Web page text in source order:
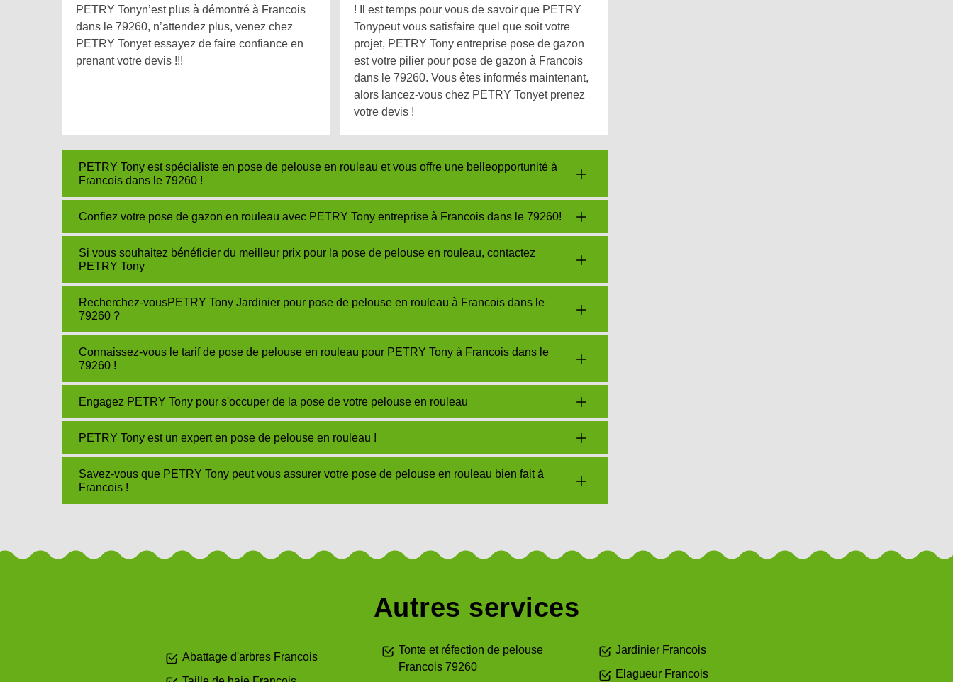
PETRY Tonyn’est plus à démontré à Francois
dans le 79260, n’attendez plus, venez chez
PETRY Tonyet essayez de faire confiance en
prenant votre devis !!!
! Il est temps pour vous de savoir que PETRY
Tonypeut vous satisfaire quel que soit votre
projet, PETRY Tony entreprise pose de gazon
est votre pilier pour pose de gazon à Francois
dans le 79260. Vous êtes informés maintenant,
alors lancez-vous chez PETRY Tonyet prenez
votre devis !
PETRY Tony est spécialiste en pose de pelouse en rouleau et vous offre une belleopportunité à
Francois dans le 79260 !
Confiez votre pose de gazon en rouleau avec PETRY Tony entreprise à Francois dans le 79260!
Si vous souhaitez bénéficier du meilleur prix pour la pose de pelouse en rouleau, contactez
PETRY Tony
Recherchez-vousPETRY Tony Jardinier pour pose de pelouse en rouleau à Francois dans le
79260 ?
Connaissez-vous le tarif de pose de pelouse en rouleau pour PETRY Tony à Francois dans le
79260 !
Engagez PETRY Tony pour s'occuper de la pose de votre pelouse en rouleau
PETRY Tony est un expert en pose de pelouse en rouleau !
Savez-vous que PETRY Tony peut vous assurer votre pose de pelouse en rouleau bien fait à
Francois !
Autres services
Abattage d'arbres Francois
Tonte et réfection de pelouse
Francois 79260
Jardinier Francois
Elagueur Francois